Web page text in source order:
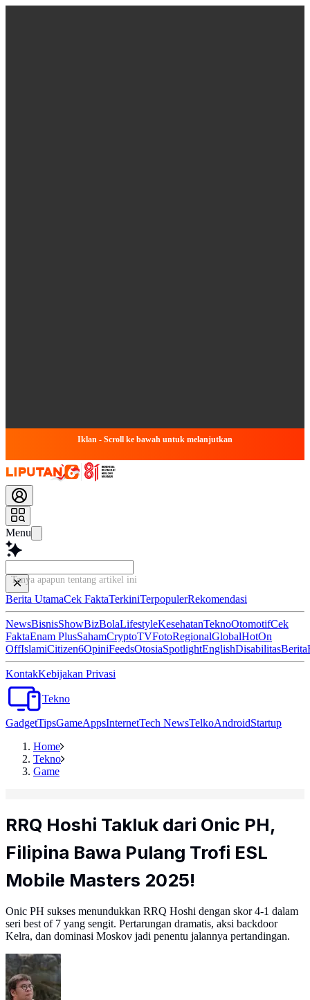
Iklan - Scroll ke bawah untuk melanjutkan
Menu
Tanya apapun tentang artikel ini.
Berita UtamaCek FaktaTerkiniTerpopulerRekomendasi
NewsBisnisShowBizBolaLifestyleKesehatanTeknoOtomotifCek
FaktaEnam PlusSahamCryptoTVFotoRegionalGlobalHotOn
OffIslamiCitizen6OpiniFeedsOtosiaSpotlightEnglishDisabilitasBerita
KontakKebijakan Privasi
Tekno
GadgetTipsGameAppsInternetTech NewsTelkoAndroidStartup
Home
Tekno
Game
RRQ Hoshi Takluk dari Onic PH,
Filipina Bawa Pulang Trofi ESL
Mobile Masters 2025!
Onic PH sukses menundukkan RRQ Hoshi dengan skor 4-1 dalam
seri best of 7 yang sengit. Pertarungan dramatis, aksi backdoor
Kelra, dan dominasi Moskov jadi penentu jalannya pertandingan.